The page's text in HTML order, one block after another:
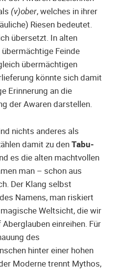
(v)ober, welches in ihrer
Riesen bedeutet.
übersetzt. In alten
Feinde
übermächtigen
könnte sich damit
Erinnerung an die
der Awaren darstellen.
nichts anderes als
damit zu denTabu-
es die alten machtvollen
man – schon aus
Der Klang selbst
Namens, man riskiert
Weltsicht, die wir
einreihen. Für
des
hinter einer hohen
Moderne trennt Mythos,